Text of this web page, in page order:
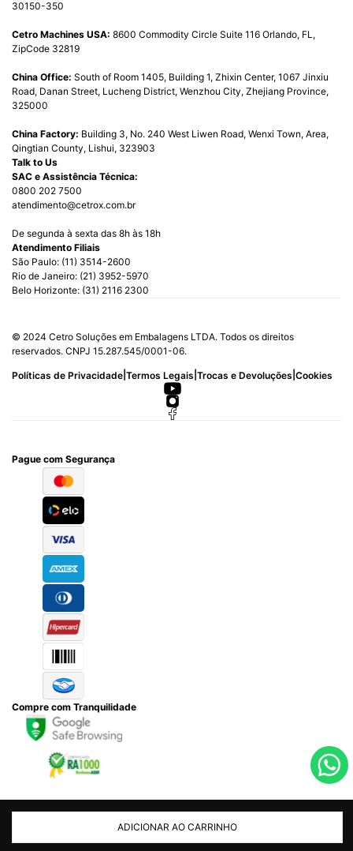
ADICIONAR AO CARRINHO
30150-350
Cetro Machines USA: 8600 Commodity Circle Suite 116 Orlando, FL,
ZipCode 32819
China Office: South of Room 1405, Building 1, Zhixin Center, 1067 Jinxiu
Road, Danan Street, Lucheng District, Wenzhou City, Zhejiang Province,
325000
China Factory: Building 3, No. 240 West Liwen Road, Wenxi Town, Area,
Qingtian County, Lishui, 323903
Talk to Us
SAC e Assistência Técnica:
0800 202 7500
atendimento@cetrox.com.br
De segunda à sexta das 8h às 18h
Atendimento Filiais
São Paulo: (11) 3514-2600
Rio de Janeiro: (21) 3952-5970
Belo Horizonte: (31) 2116 2300
© 2024 Cetro Soluções em Embalagens LTDA. Todos os direitos
reservados. CNPJ 15.287.545/0001-06.
Políticas de Privacidade Termos Legais Trocas e Devoluções Cookies
Pague com Segurança
Compre com Tranquilidade